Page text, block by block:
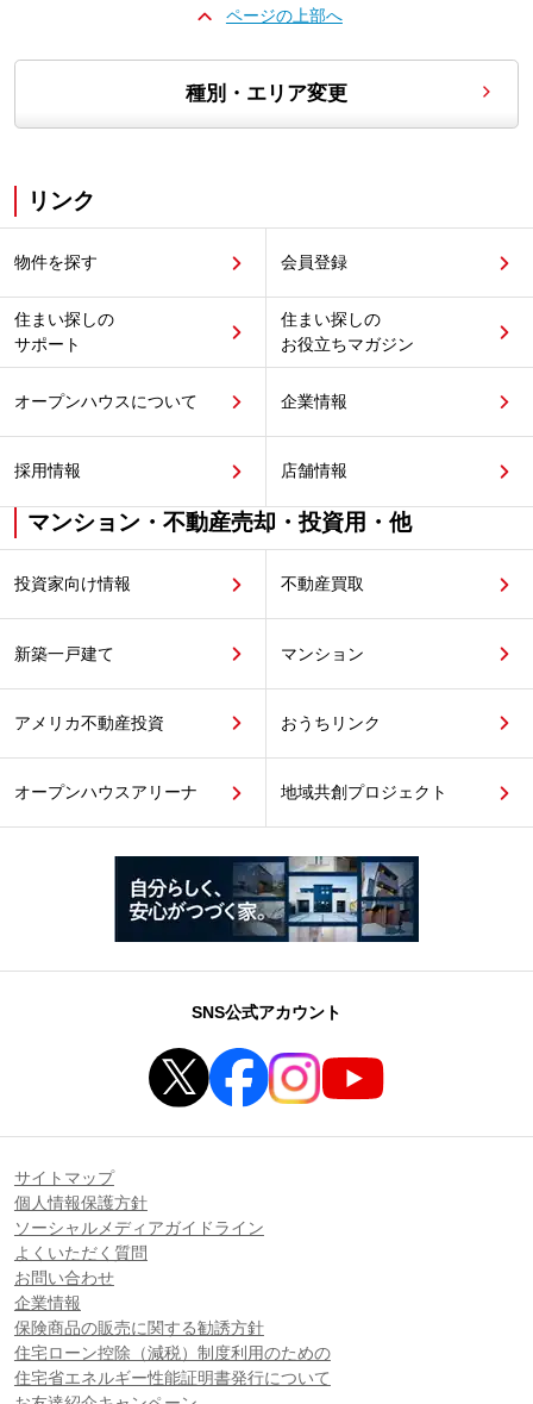
ページの上部へ
種別・エリア変更
リンク
物件を探す 会員登録
住まい探しの
サポート
住まい探しの
お役立ちマガジン
オープンハウスについて 企業情報
採用情報 店舗情報
マンション・不動産売却・投資用・他
投資家向け情報 不動産買取
新築一戸建て マンション
アメリカ不動産投資 おうちリンク
オープンハウスアリーナ 地域共創プロジェクト
SNS公式アカウント
サイトマップ
個人情報保護方針
ソーシャルメディアガイドライン
よくいただく質問
お問い合わせ
企業情報
保険商品の販売に関する勧誘方針
住宅ローン控除（減税）制度利用のための
住宅省エネルギー性能証明書発行について